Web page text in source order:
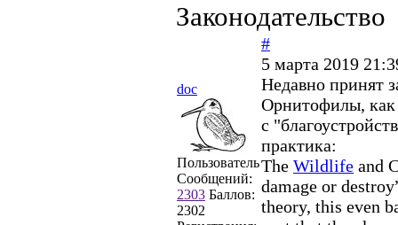
Законодательство
doc
Пользователь
Сообщений:
2303 Баллов:
2302
#
5 марта 2019
Недавно принят
Орнитофилы, как
с
практика:
The Wildlife and
damage or
theory, this even